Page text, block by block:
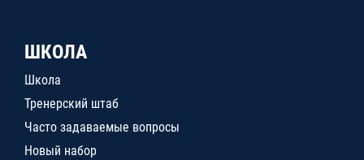
ШКОЛА
Школа
Тренерский штаб
Часто задаваемые вопросы
Новый набор